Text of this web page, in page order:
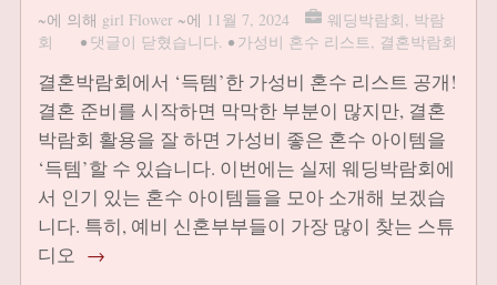
~에 의해 girl Flower ~에 11월 7, 2024 웨딩박람회, 박람
회
• 댓글이 닫혔습니다. • 가성비 혼수 리스트, 결혼박람회
결혼박람회에서 ‘득템’한 가성비 혼수 리스트 공개!
결혼 준비를 시작하면 막막한 부분이 많지만, 결혼
박람회 활용을 잘 하면 가성비 좋은 혼수 아이템을
‘득템’할 수 있습니다. 이번에는 실제 웨딩박람회에
서 인기 있는 혼수 아이템들을 모아 소개해 보겠습
니다. 특히, 예비 신혼부부들이 가장 많이 찾는 스튜
디오 →